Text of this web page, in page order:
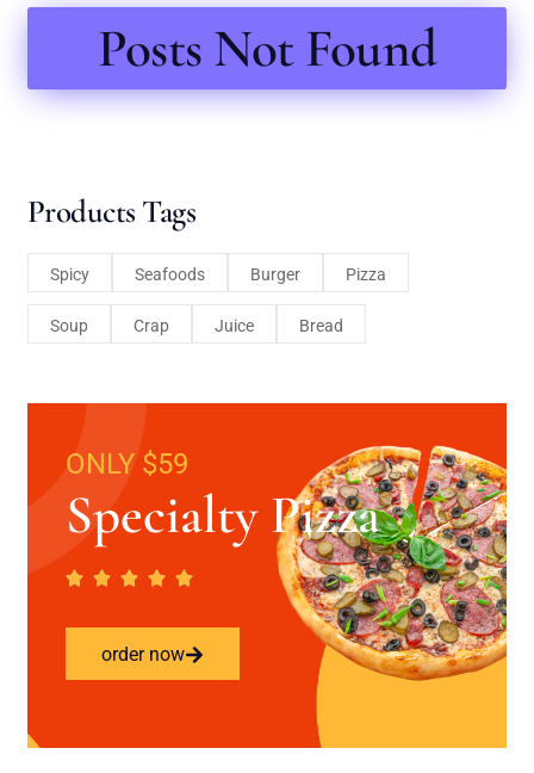
Posts Not Found
Products Tags
Spicy Seafoods Burger Pizza
Soup Crap Juice Bread
ONLY $59
Specialty Pizza
order now